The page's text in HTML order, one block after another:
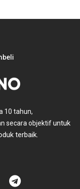
10 tahun,
secara objektifuntuk
terbaik.